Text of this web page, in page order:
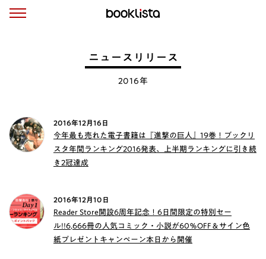
ニュースリリース
2016年
2016年12月16日
今年最も売れた電子書籍は『進撃の巨人』19巻！ブックリ
スタ年間ランキング2016発表、上半期ランキングに引き続
き2冠達成
2016年12月10日
Reader Store開設6周年記念！6日間限定の特別セー
ル!!6,666冊の人気コミック・小説が60％OFF＆サイン色
紙プレゼントキャンペーン本日から開催